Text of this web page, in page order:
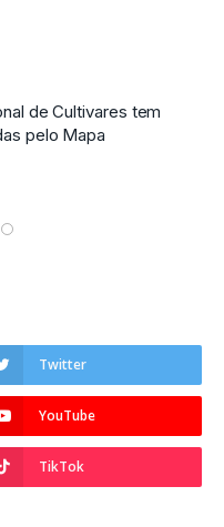
de Cultivares tem
pelo Mapa
Twitter
YouTube
TikTok